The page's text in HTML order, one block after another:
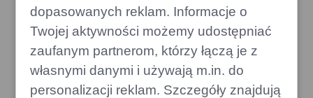
dopasowanych reklam. Informacje o
Twojej aktywności możemy udostępniać
zaufanym partnerom, którzy łączą je z
własnymi danymi i używają m.in. do
personalizacji reklam. Szczegóły znajdują